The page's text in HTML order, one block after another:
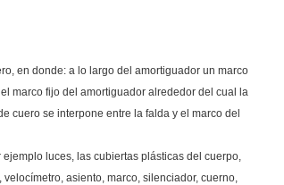
en donde: a lo largo del amortiguador un marco
marco fijo del amortiguador alrededor del cual la
cuero se interpone entre la falda y el marco del
luces, las cubiertas plásticas del cuerpo,
asiento, marco, silenciador, cuerno,